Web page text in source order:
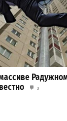
3